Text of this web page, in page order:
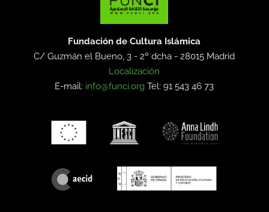
Fundación de Cultura Islámica
C/ Guzmán el Bueno, 3 - 2º dcha -28015 Madrid
Localización
E-mail: info@funci.org Tel: 91 543 46 73